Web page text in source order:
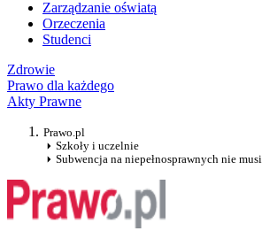
Zarządzanie oświatą
Orzeczenia
Studenci
Zdrowie
Prawo dla każdego
Akty Prawne
Prawo.pl
Szkoły i uczelnie
Subwencja na niepełnosprawnych nie